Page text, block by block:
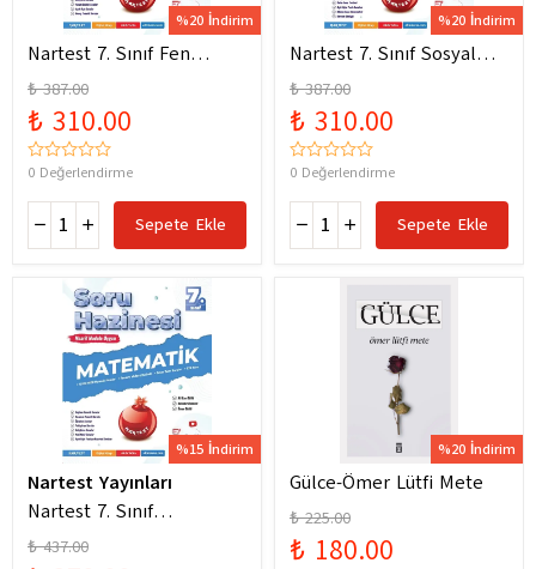
%20 İndirim
Nartest 7. Sınıf Fen
Bilimleri Soru Hazinesi
Yeni Maarif Modele
Uygun
₺ 387.00
₺ 310.00
0 Değerlendirme
Sepete Ekle
%20 İndirim
Nartest 7. Sınıf Sosyal
Bilgiler Soru Hazinesi
Yeni Maarif Modele
Uygun
₺ 387.00
₺ 310.00
0 Değerlendirme
Sepete Ekle
%15 İndirim
Nartest Yayınları
Nartest 7. Sınıf
Matematik Soru Hazinesi
₺ 437.00
%20 İndirim
Gülce-Ömer Lütfi Mete
₺ 225.00
₺ 180.00